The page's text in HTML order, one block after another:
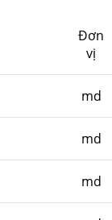
Đơn
vị
md
md
md